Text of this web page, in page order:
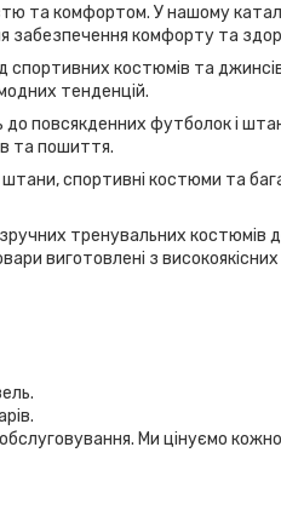
та комфортом. У нашому
забезпечення комфорту та
спортивних костюмів та
тенденцій.
повсякденних футболок і
та пошиття.
спортивні костюми та
тренувальних костюмів
виготовлені з
Ми цінуємо